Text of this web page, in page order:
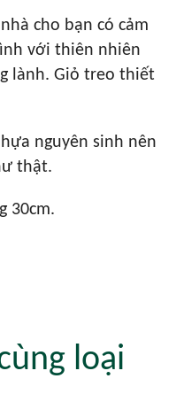
cho bạn có cảm
với thiên nhiên
lành. Giỏ treo thiết
nguyên sinh nên
thật.
30cm.
loại